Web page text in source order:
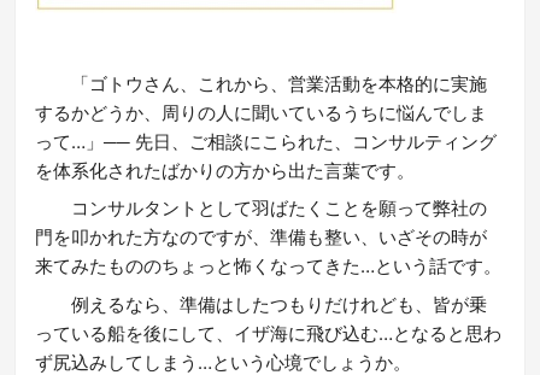
「ゴトウさん、これから、営業活動を本格的に実施
するかどうか、周りの人に聞いているうちに悩んでしま
って…」── 先日、ご相談にこられた、コンサルティング
を体系化されたばかりの方から出た言葉です。
コンサルタントとして羽ばたくことを願って弊社の
門を叩かれた方なのですが、準備も整い、いざその時が
来てみたもののちょっと怖くなってきた…という話です。
例えるなら、準備はしたつもりだけれども、皆が乗
っている船を後にして、イザ海に飛び込む…となると思わ
ず尻込みしてしまう…という心境でしょうか。